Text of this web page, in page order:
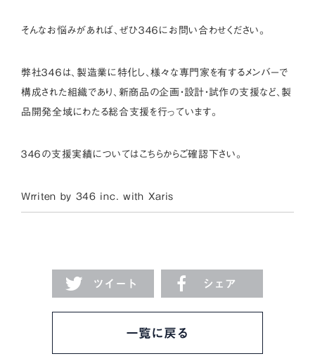
そんなお悩みがあれば、ぜひ３４６にお問い合わせください。
弊社３４６は、製造業に特化し、様々な専門家を有するメンバーで
構成された組織であり、新商品の企画・設計・試作の支援など、製
品開発全域にわたる総合支援を行っています。
３４６の支援実績についてはこちらからご確認下さい。
Wrriten by 346 inc. with Xaris
ツイート シェア
一覧に戻る